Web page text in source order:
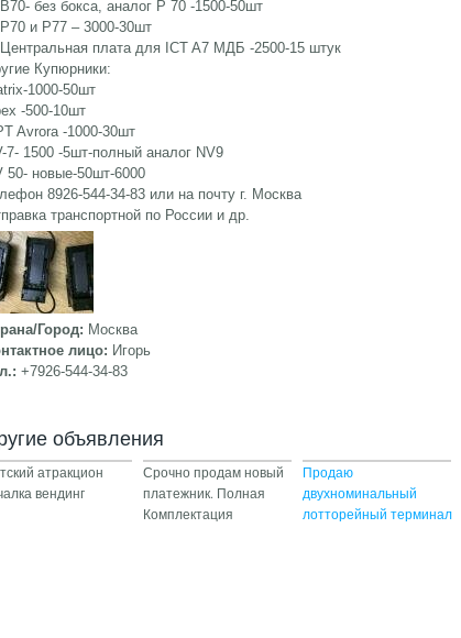
без бокса, аналог P 70 -1500-50шт
и P77 – 3000-30шт
плата для ICT A7 МДБ -2500-15 штук
Купюрники:
1000-50шт
-500-10шт
Avrora -1000-30шт
7- 1500 -5шт-полный аналог NV9
50- новые-50шт-6000
8926-544-34-83 или на почту г. Москва
транспортной по России и др.
Город: Москва
лицо: Игорь
+7926-544-34-83
объявления
атракцион
вендинг
Срочно продам новый
платежник. Полная
Комплектация
Продаю
двухноминальный
лотторейный терминал